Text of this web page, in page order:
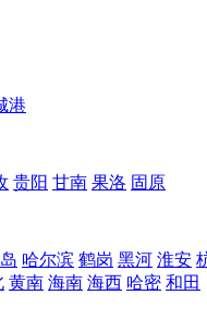
港
贵阳 甘南 果洛 固原
哈尔滨 鹤岗 黑河 淮安
黄南 海南 海西 哈密 和田